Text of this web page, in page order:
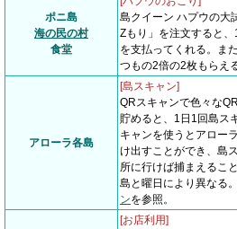
ポニ島
海の民の村
食堂
島クイーン ハプウの大
Zもり」を注文すると
を支払ってくれる。ま
つもの2倍の2枚もらえる
アローラ各島
[島スキャン]
QRスキャンで色々な
貯めると、1日1回島ス
キャンを使うとアロー
け出すことができ、島
所に行けば捕まえるこ
島と曜日により異なる
ンを参照。
[お店利用]